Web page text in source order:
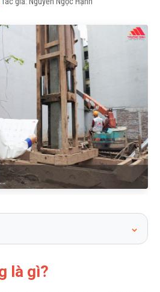
phổ biến (kèm thông số kỹ thuật)
là gì?